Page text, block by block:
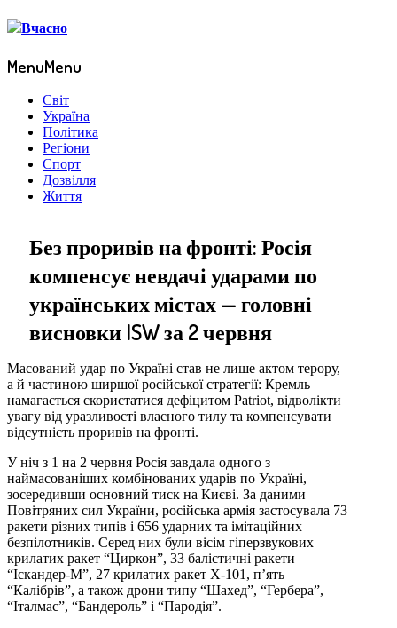
MenuMenu
Світ
Україна
Політика
Регіони
Спорт
Дозвілля
Життя
Без проривів на фронті: Росія
компенсує невдачі ударами по
українських містах — головні
висновки ISW за 2 червня
Масований удар по Україні став не лише актом терору,
а й частиною ширшої російської стратегії: Кремль
намагається скористатися дефіцитом Patriot, відволікти
увагу від уразливості власного тилу та компенсувати
відсутність проривів на фронті.
У ніч з 1 на 2 червня Росія завдала одного з
наймасованіших комбінованих ударів по Україні,
зосередивши основний тиск на Києві. За даними
Повітряних сил України, російська армія застосувала 73
ракети різних типів і 656 ударних та імітаційних
безпілотників. Серед них були вісім гіперзвукових
крилатих ракет “Циркон”, 33 балістичні ракети
“Іскандер-М”, 27 крилатих ракет Х-101, п’ять
“Калібрів”, а також дрони типу “Шахед”, “Гербера”,
“Італмас”, “Бандероль” і “Пародія”.